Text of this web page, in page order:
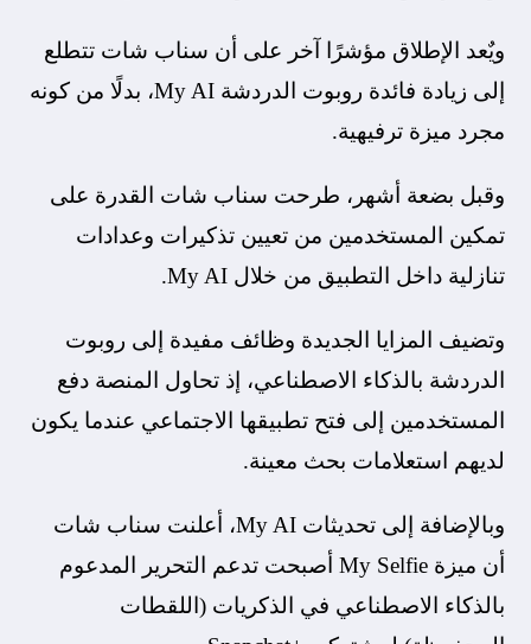
ويٌعد الإطلاق مؤشرًا آخر على أن سناب شات تتطلع
إلى زيادة فائدة روبوت الدردشة My AI، بدلًا من كونه
مجرد ميزة ترفيهية.
وقبل بضعة أشهر، طرحت سناب شات القدرة على
تمكين المستخدمين من تعيين تذكيرات وعدادات
تنازلية داخل التطبيق من خلال My AI.
وتضيف المزايا الجديدة وظائف مفيدة إلى روبوت
الدردشة بالذكاء الاصطناعي، إذ تحاول المنصة دفع
المستخدمين إلى فتح تطبيقها الاجتماعي عندما يكون
لديهم استعلامات بحث معينة.
وبالإضافة إلى تحديثات My AI، أعلنت سناب شات
أن ميزة My Selfie أصبحت تدعم التحرير المدعوم
بالذكاء الاصطناعي في الذكريات (اللقطات